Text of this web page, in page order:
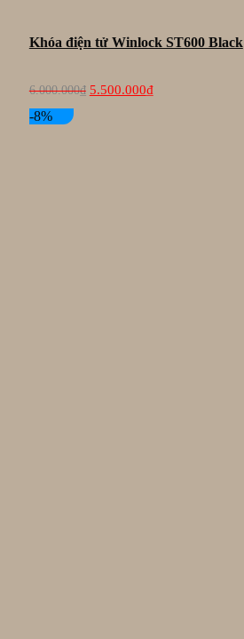
Khóa điện tử Winlock ST600 Black
6.000.000₫
Giá
gốc
5.500.000₫Giá
hiện
-8%